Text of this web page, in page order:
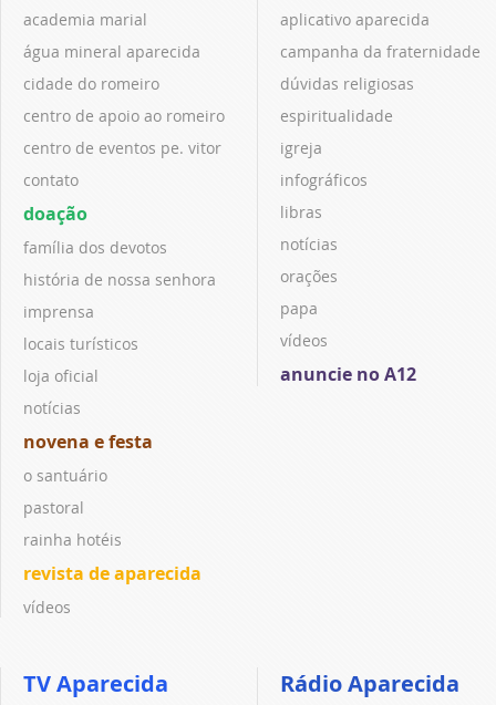
academia marial
água mineral aparecida
cidade do romeiro
centro de apoio ao romeiro
centro de eventos pe. vitor
contato
doação
família dos devotos
história de nossa senhora
imprensa
locais turísticos
loja oficial
notícias
novena e festa
o santuário
pastoral
rainha hotéis
revista de aparecida
vídeos
aplicativo aparecida
campanha da fraternidade
dúvidas religiosas
espiritualidade
igreja
infográficos
libras
notícias
orações
papa
vídeos
anuncie no A12
TV Aparecida Rádio Aparecida